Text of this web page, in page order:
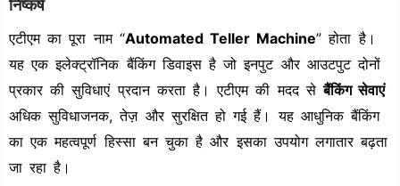
निष्कर्ष
एटीएम का पूरा नाम “Automated Teller Machine” होता है।
यह एक इलेक्ट्रॉनिक बैंकिंग डिवाइस है जो इनपुट और आउटपुट दोनों
प्रकार की सुविधाएं प्रदान करता है। एटीएम की मदद सेबैंकिंग सेवाएं
अधिक सुविधाजनक, तेज़ और सुरक्षित हो गई हैं। यह आधुनिक बैंकिंग
का एक महत्वपूर्ण हिस्सा बन चुका है और इसका उपयोग लगातार बढ़ता
जा रहा है।